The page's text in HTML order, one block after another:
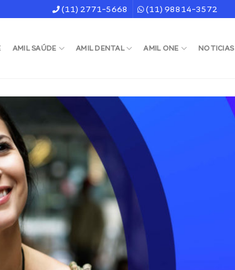
(11) 2771-5668 (11) 98814-3572
AMIL SAÚDE AMIL DENTAL AMIL ONE NOTICIAS